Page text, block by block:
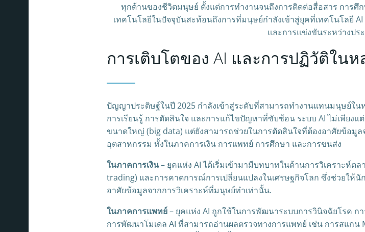
ทุกด้านของชีวิตมนุษย์ ตั้งแต่การทำงานจนถึงการติดต่อสื่อสาร การ
เทคโนโลยีในปัจจุบันสะท้อนถึงการที่มนุษย์กำลังเข้าสู่ยุคที่เทคโนโลยี
และการแข่งขันระหว่างปร
การเติบโตของ AI และการปฏิวัติใน
ปัญญาประดิษฐ์ในปี 2025 กำลังเข้าสู่ระดับที่สามารถทำงานแทนมนุษย์ใน
การเรียนรู้ การตัดสินใจ และการแก้ไขปัญหาที่ซับซ้อน ระบบ AI ไม่เพียง
ขนาดใหญ่ (big data) แต่ยังสามารถช่วยในการตัดสินใจที่ต้องอาศัยข้อมู
อุตสาหกรรม ทั้งในภาคการเงิน การแพทย์ การศึกษา และการขนส่ง
ในภาคการเงิน– ยุคแห่ง AI ได้เริ่มเข้ามามีบทบาทในด้านการวิเคราะห์
trading) และการคาดการณ์การเปลี่ยนแปลงในเศรษฐกิจโลก ซึ่งช่วยใ
อาศัยข้อมูลจากการวิเคราะห์ที่มนุษย์ทำเท่านั้น.
ในภาคการแพทย์– ยุคแห่ง AI ถูกใช้ในการพัฒนาระบบการวินิจฉัยโรค ก
การพัฒนาโมเดล AI ที่สามารถอ่านผลตรวจทางการแพทย์ เช่น การสแกน